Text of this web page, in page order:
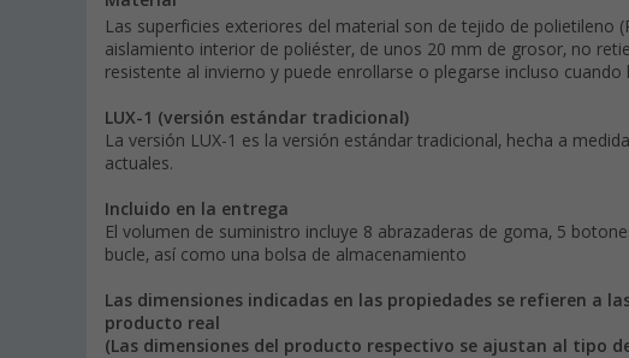
Las superficies exteriores del material son de tejido de polietileno
aislamiento interior de poliéster, de unos 20 mm de grosor, no
resistente al invierno y puede enrollarse o plegarse incluso cuando
LUX-1 (versión estándar tradicional)
La versión LUX-1 es la versión estándar tradicional, hecha a
actuales.
Incluido en la entrega
El volumen de suministro incluye 8 abrazaderas de goma, 5
bucle, así como una bolsa de almacenamiento
Las dimensiones indicadas en las propiedades se refieren a
producto real
(Las dimensiones del producto respectivo se ajustan al tipo